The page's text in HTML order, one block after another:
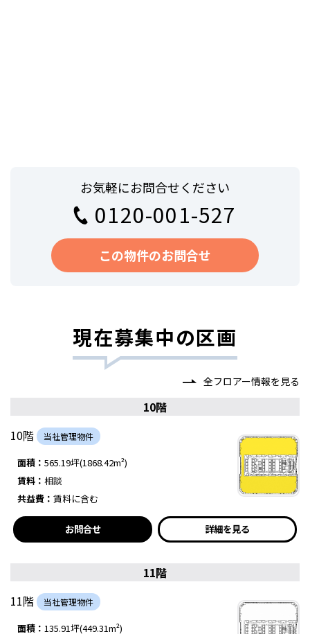
お気軽にお問合せください
0120-001-527
この物件のお問合せ
現在募集中の区画
全フロアー情報を見る
10階
10階
当社管理物件
面積： 565.19坪(1868.42m²)
賃料： 相談
共益費： 賃料に含む
お問合せ 詳細を見る
11階
11階
当社管理物件
面積： 135.91坪(449.31m²)